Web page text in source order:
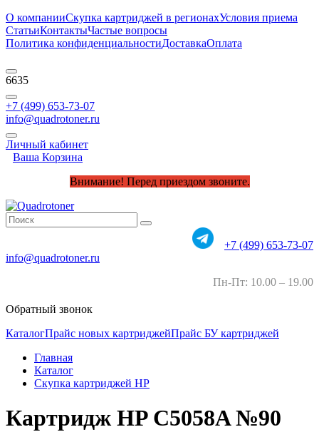
О компанииСкупка картриджей в регионахУсловия приема
СтатьиКонтактыЧастые вопросы
Политика конфиденциальностиДоставкаОплата
6635
+7 (499) 653-73-07
info@quadrotoner.ru
Личный кабинет
Ваша Корзина
Внимание! Перед приездом звоните.
+7 (499) 653-73-07
info@quadrotoner.ru
Пн-Пт: 10.00 – 19.00
Обратный звонок
КаталогПрайс новых картриджейПрайс БУ картриджей
Главная
Каталог
Скупка картриджей HP
Картридж HP C5058A №90